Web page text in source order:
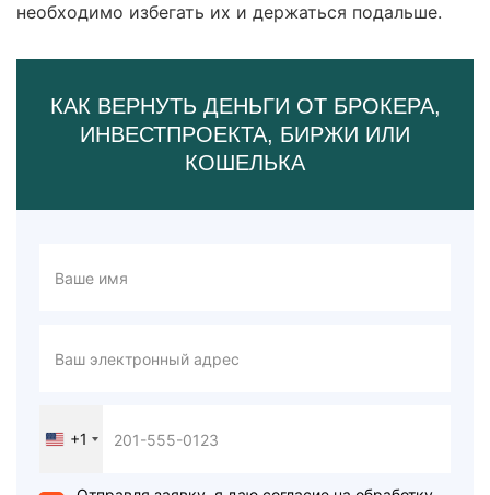
необходимо избегать их и держаться подальше.
КАК ВЕРНУТЬ ДЕНЬГИ ОТ БРОКЕРА,
ИНВЕСТПРОЕКТА, БИРЖИ ИЛИ
КОШЕЛЬКА
United
+1